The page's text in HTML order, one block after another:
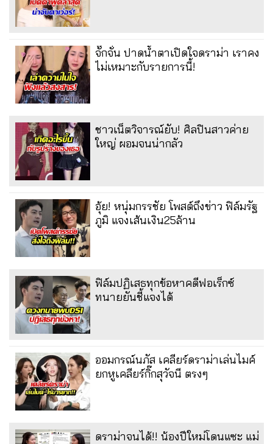
จั๊กจั่น ปาดน้ำตาเปิดใจดราม่า เราคง
ไม่เหมาะกับรายการนี้!
ชาวเน็ตวิจารณ์ยับ! ศิลปินสาวค่าย
ใหญ่ ผอมจนน่ากลัว
อุ้ย! หนุ่มกรรชัย โพสต์ถึงข่าว ฟิล์มรัฐ
ภูมิ แจงเส้นเงิน25ล้าน
ฟิล์มปฏิเสธทุกข้อหาคดีฟอเร็กซ์
ทนายยันชี้แจงได้
ออมกรณ์นภัส เคลียร์ดราม่าเล่นไมค์
ยกหูเคลียร์กิ๊กสุวัจนี ตรงๆ
ดราม่าจนได้!! น้องปีใหม่โดนแซะ แม่